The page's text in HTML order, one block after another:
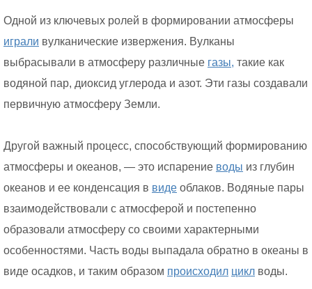
Одной из ключевых ролей в формировании атмосферы
играли вулканические извержения. Вулканы
выбрасывали в атмосферу различные газы, такие как
водяной пар, диоксид углерода и азот. Эти газы создавали
первичную атмосферу Земли.
Другой важный процесс, способствующий формированию
атмосферы и океанов, — это испарение воды из глубин
океанов и ее конденсация в виде облаков. Водяные пары
взаимодействовали с атмосферой и постепенно
образовали атмосферу со своими характерными
особенностями. Часть воды выпадала обратно в океаны в
виде осадков, и таким образом происходил цикл воды.